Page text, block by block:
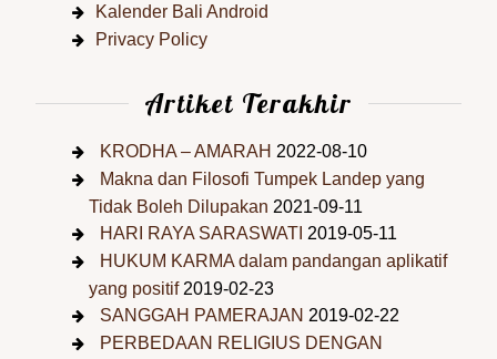
Kalender Bali Android
Privacy Policy
Artiket Terakhir
KRODHA – AMARAH 2022-08-10
Makna dan Filosofi Tumpek Landep yang
Tidak Boleh Dilupakan 2021-09-11
HARI RAYA SARASWATI 2019-05-11
HUKUM KARMA dalam pandangan aplikatif
yang positif 2019-02-23
SANGGAH PAMERAJAN 2019-02-22
PERBEDAAN RELIGIUS DENGAN